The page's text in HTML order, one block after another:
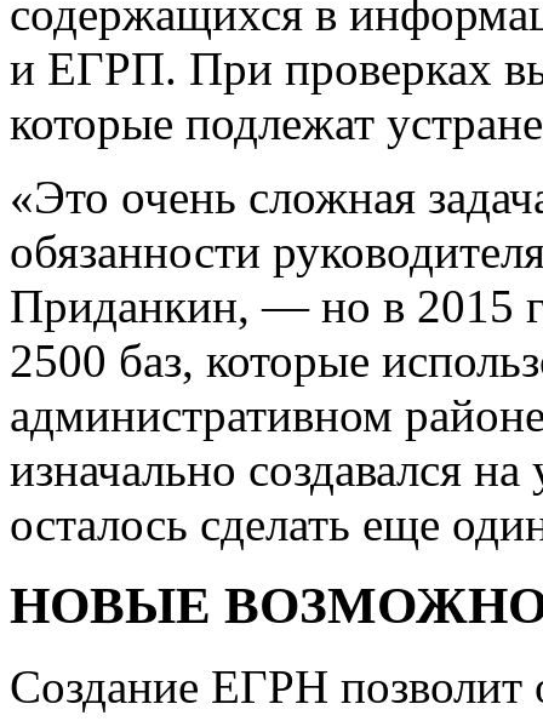
содержащихся в
и ЕГРП. При проверках
которые подлежат
«Это очень сложная
обязанности
Приданкин, — но в 2015
2500 баз, которые
административном
изначально создавался
осталось сделать еще
НОВЫЕ
Создание ЕГРН позволит